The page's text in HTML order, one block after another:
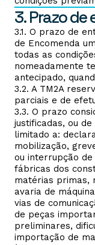
3. Prazo de
3.1. O prazo de
de Encomenda
todas as
nomeadamente
antecipado,
3.2. A TM2A
parciais e de
3.3. O prazo
justificadas, ou
limitado a:
mobilização,
ou interrupção
fábricas dos
matérias primas,
avaria de
vias de
de peças
preliminares,
importação de